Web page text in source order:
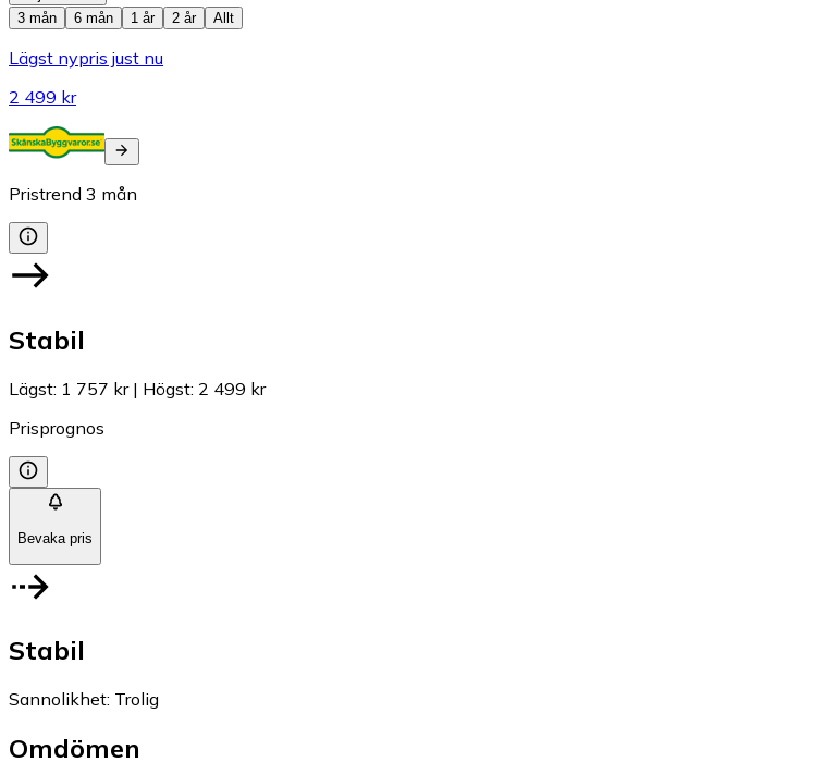
3 mån
6 mån 1 år 2 år Allt
Lägst nypris just nu
2 499 kr
Pristrend 3 mån
Stabil
Lägst: 1 757 kr| Högst: 2 499 kr
Prisprognos
Bevaka pris
Stabil
Sannolikhet: Trolig
Omdömen